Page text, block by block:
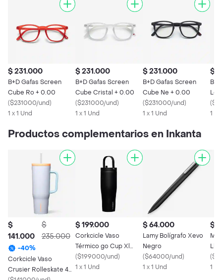
$ 231.000
B+D Gafas Screen
Cube Ro + 0.00
($231000/und)
1 x 1 Und
$ 231.000
B+D Gafas Screen
Cube Cristal + 0.00
($231000/und)
1 x 1 Und
$ 231.000
B+D Gafas Screen
Cube Ne + 0.00
($231000/und)
1 x 1 Und
$
(
1 x
Productos complementarios en Inkanta
$
141.000
$
235.000
-40%
Corkcicle Vaso
Crusier Rolleskate 40
$ 199.000
Corkcicle Vaso
Térmico go Cup Xl
Negro Mate 30 Oz
($199000/und)
1 x 1 Und
$ 64.000
Lamy Bolígrafo Xevo
Negro
($64000/und)
1 x 1 Und
$
(
1 x